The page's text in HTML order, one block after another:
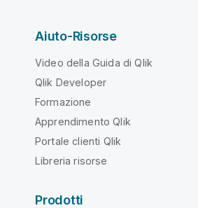
Aiuto-Risorse
Video della Guida di Qlik
Qlik Developer
Formazione
Apprendimento Qlik
Portale clienti Qlik
Libreria risorse
Prodotti